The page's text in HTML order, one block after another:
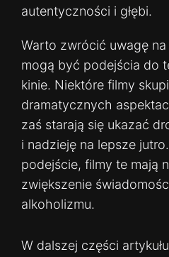
autentyczności i głębi.
Warto zwrócić uwagę
mogą być podejścia do
kinie. Niektóre filmy
dramatycznych
zaś starają się ukazać
i nadzieję na lepsze
podejście, filmy te mają
zwiększenie
alkoholizmu.
W dalszej części